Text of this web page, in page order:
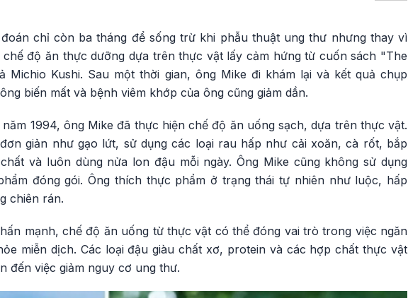
chỉ còn ba tháng để sống trừ khi phẫu thuật ung thư nhưng thay vì
độ ăn thực dưỡng dựa trên thực vật lấy cảm hứng từ cuốn sách "The
Michio Kushi. Sau một thời gian, ông Mike đi khám lại và kết quả chụp
biến mất và bệnh viêm khớp của ông cũng giảm dần.
1994, ông Mike đã thực hiện chế độ ăn uống sạch, dựa trên thực vật.
giản như gạo lứt, sử dụng các loại rau hấp như cải xoăn, cà rốt, bắp
và luôn dùng nửa lon đậu mỗi ngày. Ông Mike cũng không sử dụng
đóng gói. Ông thích thực phẩm ở trạng thái tự nhiên như luộc, hấp
chiên rán.
mạnh, chế độ ăn uống từ thực vật có thể đóng vai trò trong việc ngăn
miễn dịch. Các loại đậu giàu chất xơ, protein và các hợp chất thực vật
đến việc giảm nguy cơ ung thư.